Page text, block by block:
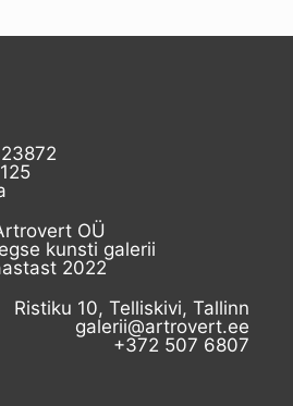
OÜ
kunsti galerii
2022
Ristiku 10, Telliskivi, Tallinn
galerii@artrovert.ee
+372 507 6807​